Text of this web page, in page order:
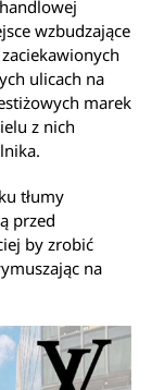
wzbudzające
ulicach na
marek
z nich
tłumy
przed
by zrobić
na